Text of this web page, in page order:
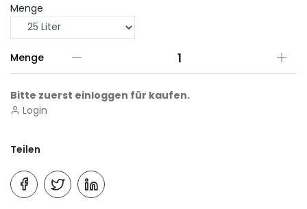
Menge
Menge
Bitte zuerst einloggen für kaufen.
Login
Teilen